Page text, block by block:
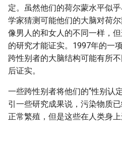
定。虽然他们的荷尔蒙水平似
学家猜测可能他们的大脑对荷
像男人的和女人的不同一样，
的研究才能证实。1997年的一
跨性别者的大脑结构可能有所
后证实。
一些跨性别者将他们的“性别认
引一些研究成果说，污染物质
正常繁殖，但是这些在人类身上